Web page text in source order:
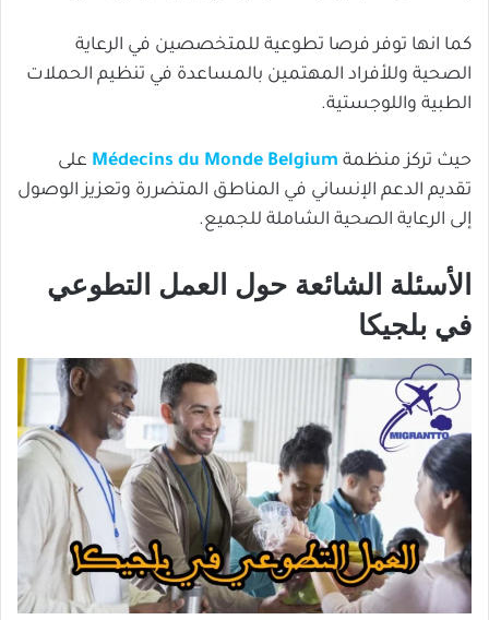
كما انها توفر فرصا تطوعية للمتخصصين في الرعاية
الصحية وللأفراد المهتمين بالمساعدة في تنظيم الحملات
الطبية واللوجستية.
حيث تركز منظمة Médecins du Monde Belgium على
تقديم الدعم الإنساني في المناطق المتضررة وتعزيز الوصول
إلى الرعاية الصحية الشاملة للجميع.
الأسئلة الشائعة حول العمل التطوعي
في بلجيكا